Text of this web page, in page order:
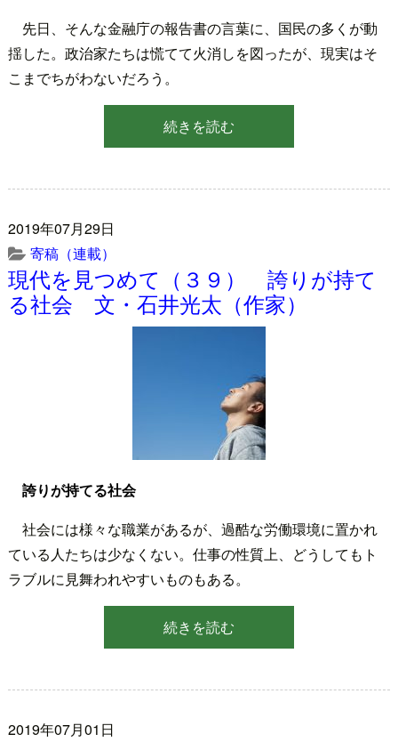
先日、そんな金融庁の報告書の言葉に、国民の多くが動
揺した。政治家たちは慌てて火消しを図ったが、現実はそ
こまでちがわないだろう。
続きを読む
2019年07月29日
寄稿（連載）
現代を見つめて（３９） 誇りが持て
る社会 文・石井光太（作家）
誇りが持てる社会
社会には様々な職業があるが、過酷な労働環境に置かれ
ている人たちは少なくない。仕事の性質上、どうしてもト
ラブルに見舞われやすいものもある。
続きを読む
2019年07月01日